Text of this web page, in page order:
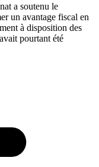
a soutenu le
un avantage fiscal en
à disposition des
pourtant été